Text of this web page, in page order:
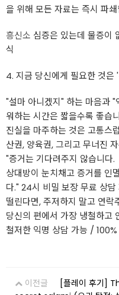
을 위해 모든 자료는 즉시 파쇄
흥신소 심증은 있는데 물증이
식
4. 지금 당신에게 필요한 것은
"설마 아니겠지" 하는 마음과
워하는 시간은 짧을수록 좋습
진실을 마주하는 것은 고통스
산권, 양육권, 그리고 무너진
"증거는 기다려주지 않습니다.
상대방이 눈치채고 증거를 인
다." 24시 비밀 보장 무료 상
떨린다면, 주저하지 말고 연락
당신의 편에서 가장 냉철하고
철저한 익명 상담 가능 / 100%
이전글
[플레이 후기]